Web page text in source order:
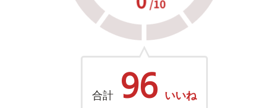
合計 96 いいね